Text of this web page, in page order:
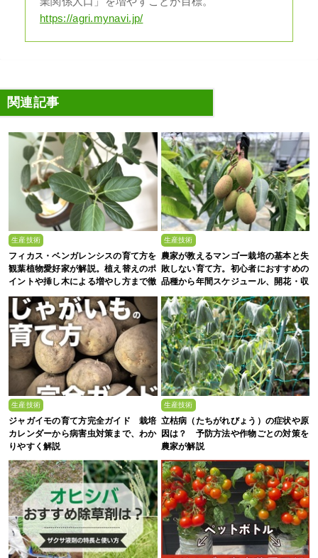
https://agri.mynavi.jp/
関連記事
生産技術
フィカス・ベンガレンシスの育て方を
観葉植物愛好家が解説。植え替えのポ
イントや挿し木による増やし方まで徹
底解説
生産技術
農家が教えるマンゴー栽培の基本と失
敗しない育て方。初心者におすすめの
品種から年間スケジュール、開花・収
穫のコツまで徹底解説
生産技術
ジャガイモの育て方完全ガイド 栽培
カレンダーから病害虫対策まで、わか
りやすく解説
生産技術
立枯病（たちがれびょう）の症状や原
因は？ 予防方法や作物ごとの対策を
農家が解説